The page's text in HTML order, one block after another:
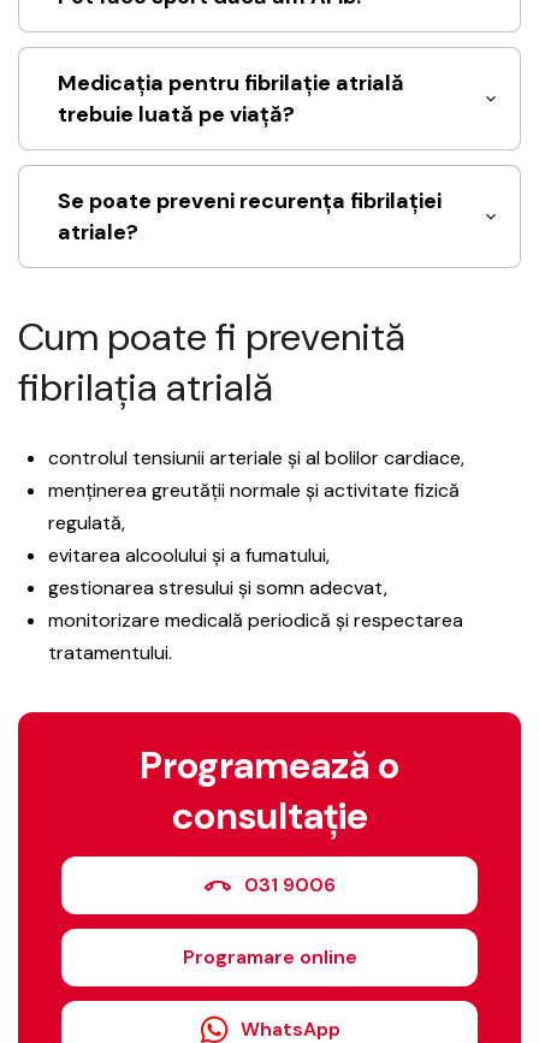
Medicația pentru fibrilație atrială
trebuie luată pe viață?
Se poate preveni recurența fibrilației
atriale?
Cum poate fi prevenită
fibrilația atrială
controlul tensiunii arteriale și al bolilor cardiace,
menținerea greutății normale și activitate fizică
regulată,
evitarea alcoolului și a fumatului,
gestionarea stresului și somn adecvat,
monitorizare medicală periodică și respectarea
tratamentului.
Programează o
consultație
031 9006
Programare online
WhatsApp